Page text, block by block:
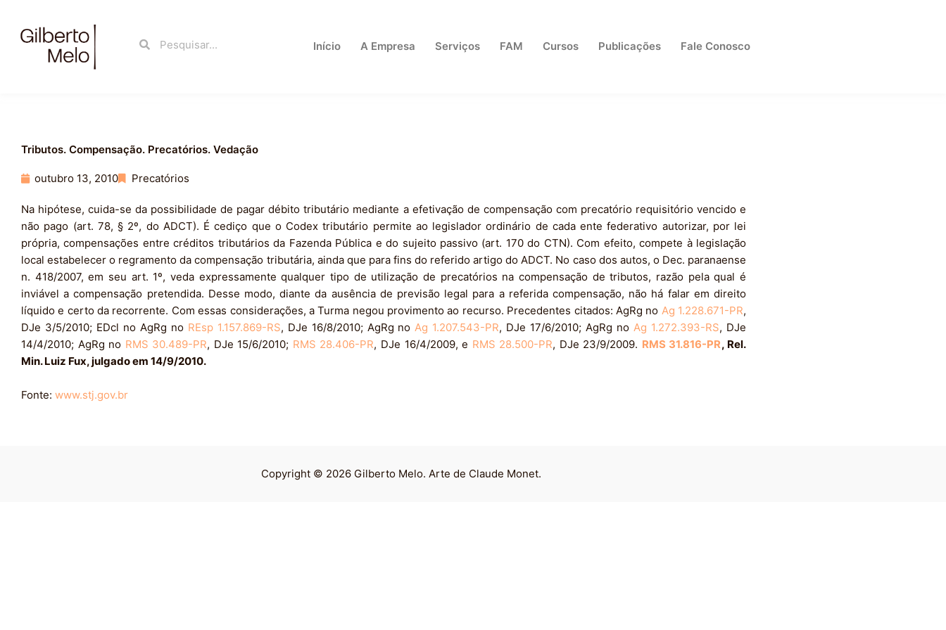
SearchSearch
Início A Empresa Serviços FAM Cursos Publicações Fale Conosco
Tributos. Compensação. Precatórios. Vedação
outubro 13, 2010 Precatórios
Na hipótese, cuida-se da possibilidade de pagar débito tributário mediante a efetivação de compensação com precatório requisitório vencido e
não pago (art. 78, § 2º, do ADCT). É cediço que o Codex tributário permite ao legislador ordinário de cada ente federativo autorizar, por lei
própria, compensações entre créditos tributários da Fazenda Pública e do sujeito passivo (art. 170 do CTN). Com efeito, compete à legislação
local estabelecer o regramento da compensação tributária, ainda que para fins do referido artigo do ADCT. No caso dos autos, o Dec. paranaense
n. 418/2007, em seu art. 1º, veda expressamente qualquer tipo de utilização de precatórios na compensação de tributos, razão pela qual é
inviável a compensação pretendida. Desse modo, diante da ausência de previsão legal para a referida compensação, não há falar em direito
líquido e certo da recorrente. Com essas considerações, a Turma negou provimento ao recurso. Precedentes citados: AgRg no Ag 1.228.671-PR,
DJe 3/5/2010; EDcl no AgRg no REsp 1.157.869-RS, DJe 16/8/2010; AgRg no Ag 1.207.543-PR, DJe 17/6/2010; AgRg no Ag 1.272.393-RS, DJe
14/4/2010; AgRg no RMS 30.489-PR, DJe 15/6/2010; RMS 28.406-PR, DJe 16/4/2009, e RMS 28.500-PR, DJe 23/9/2009. RMS 31.816-PR, Rel.
Min. Luiz Fux, julgado em 14/9/2010.
Fonte: www.stj.gov.br
Copyright © 2026 Gilberto Melo. Arte de Claude Monet.